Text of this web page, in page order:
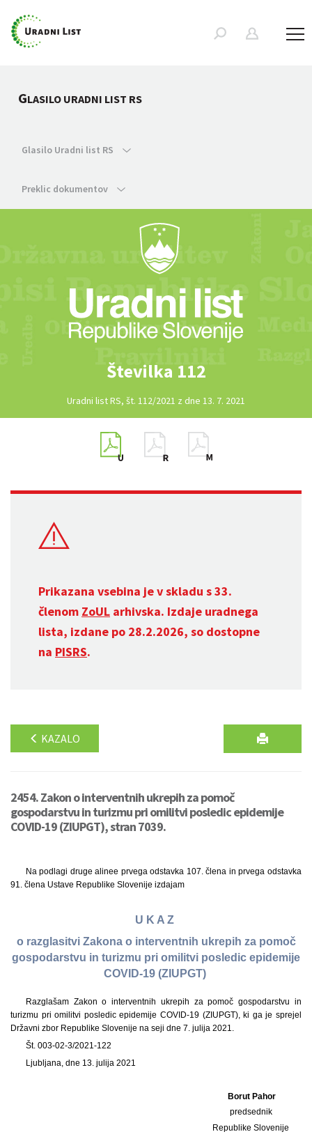
GLASILO URADNI LIST RS
Glasilo Uradni list RS
Preklic dokumentov
Številka 112
Uradni list RS, št. 112/2021 z dne 13. 7. 2021
Prikazana vsebina je v skladu s 33.
členom ZoUL arhivska. Izdaje uradnega
lista, izdane po 28.2.2026, so dostopne
na PISRS.
KAZALO
2454. Zakon o interventnih ukrepih za pomoč
gospodarstvu in turizmu pri omilitvi posledic epidemije
COVID-19 (ZIUPGT), stran 7039.
Na podlagi druge alinee prvega odstavka 107. člena in prvega odstavka
91. člena Ustave Republike Slovenije izdajam
U K A Z
o razglasitvi Zakona o interventnih ukrepih za pomoč
gospodarstvu in turizmu pri omilitvi posledic epidemije
COVID-19 (ZIUPGT)
Razglašam Zakon o interventnih ukrepih za pomoč gospodarstvu in
turizmu pri omilitvi posledic epidemije COVID-19 (ZIUPGT), ki ga je sprejel
Državni zbor Republike Slovenije na seji dne 7. julija 2021.
Št. 003-02-3/2021-122
Ljubljana, dne 13. julija 2021
Borut Pahor
predsednik
Republike Slovenije